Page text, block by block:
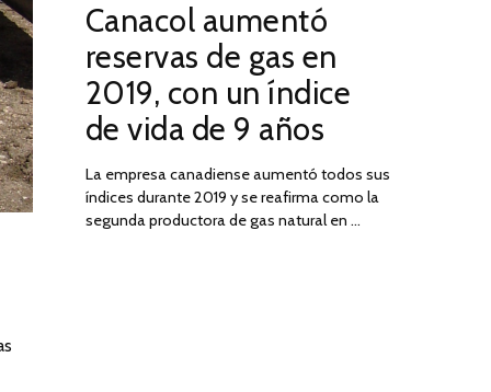
ON
2025
Canacol aumentó
reservas de gas en
2019, con un índice
de vida de 9 años
La empresa canadiense aumentó todos sus
índices durante 2019 y se reafirma como la
segunda productora de gas natural en …